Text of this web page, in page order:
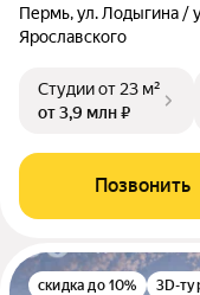
Пермь, ул. Лодыгина /
Ярославского
Студииот 23 м²
от 3,9 млн ₽
Позвонить
скидка до 10% 3D-